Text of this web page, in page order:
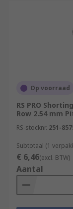
Op voorraad
RS PRO
Row 2.54 mm
RS-stocknr. 251-
Subtotaal (1
€ 6,46(excl. BTW)
Aantal